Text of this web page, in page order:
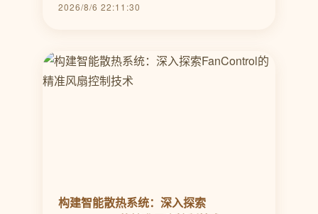
2026/8/6 22:11:30
构建智能散热系统：深入探索